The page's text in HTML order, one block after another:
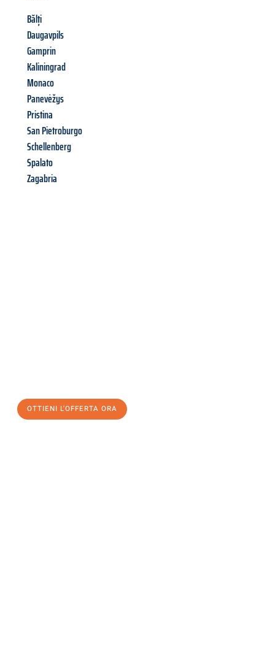
Bălți
Daugavpils
Gamprin
Kaliningrad
Monaco
Panevėžys
Pristina
San Pietroburgo
Schellenberg
Spalato
Zagabria
OTTIENI L'OFFERTA ORA